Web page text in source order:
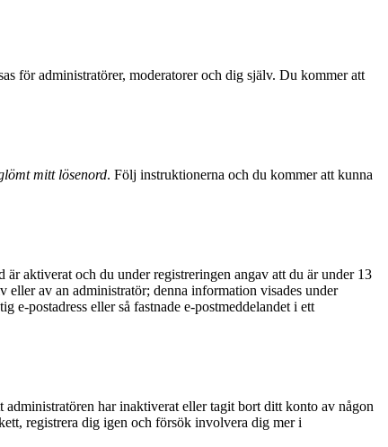
för administratörer, moderatorer och dig själv. Du kommer att
mitt lösenord. Följ instruktionerna och du kommer att kunna
aktiverat och du under registreringen angav att du är under 13
eller av an administratör; denna information visades under
e-postadress eller så fastnade e-postmeddelandet i ett
har inaktiverat eller tagit bort ditt konto av någon
registrera dig igen och försök involvera dig mer i